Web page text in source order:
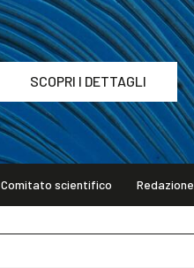
SCOPRI I DETTAGLI
Comitato scientifico Redazione